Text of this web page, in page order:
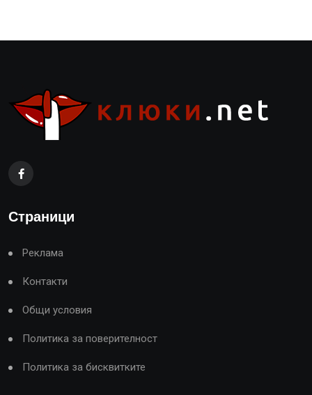
Страници
Реклама
Контакти
Общи условия
Политика за поверителност
Политика за бисквитките